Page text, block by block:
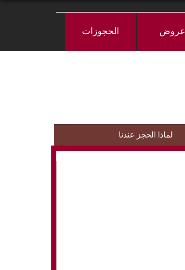
عروض الحجوزات
لماذا الحجز عندنا